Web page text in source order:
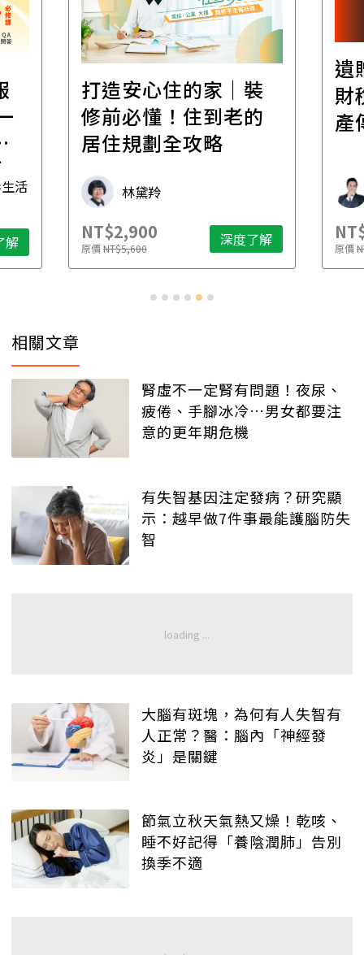
活
解
打造安心住的家｜裝
修前必懂！住到老的
居住規劃全攻略
林黛羚
NT$2,900
原價NT$5,600 深度了解
遺
財
產
原價
相關文章
腎虛不一定腎有問題！夜尿、
疲倦、手腳冰冷…男女都要注
意的更年期危機
有失智基因注定發病？研究顯
示：越早做7件事最能護腦防失
智
大腦有斑塊，為何有人失智有
人正常？醫：腦內「神經發
炎」是關鍵
節氣立秋天氣熱又燥！乾咳、
睡不好記得「養陰潤肺」告別
換季不適